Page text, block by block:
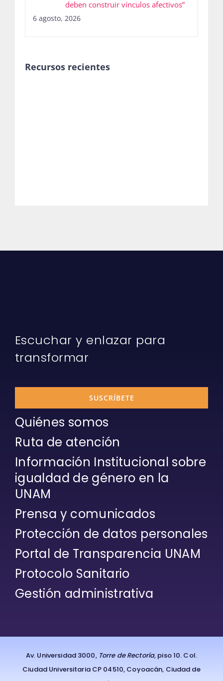
6 agosto, 2026
transformar
SUSCRÍBETE
Quiénes somos
Ruta de atención
Información Institucional sobre
igualdad de género en la
UNAM
Prensa y comunicados
Protección de datos personales
Portal de Transparencia UNAM
Protocolo Sanitario
Gestión administrativa
Ciudad Universitaria CP 04510, Coyoacán, Ciudad de
México